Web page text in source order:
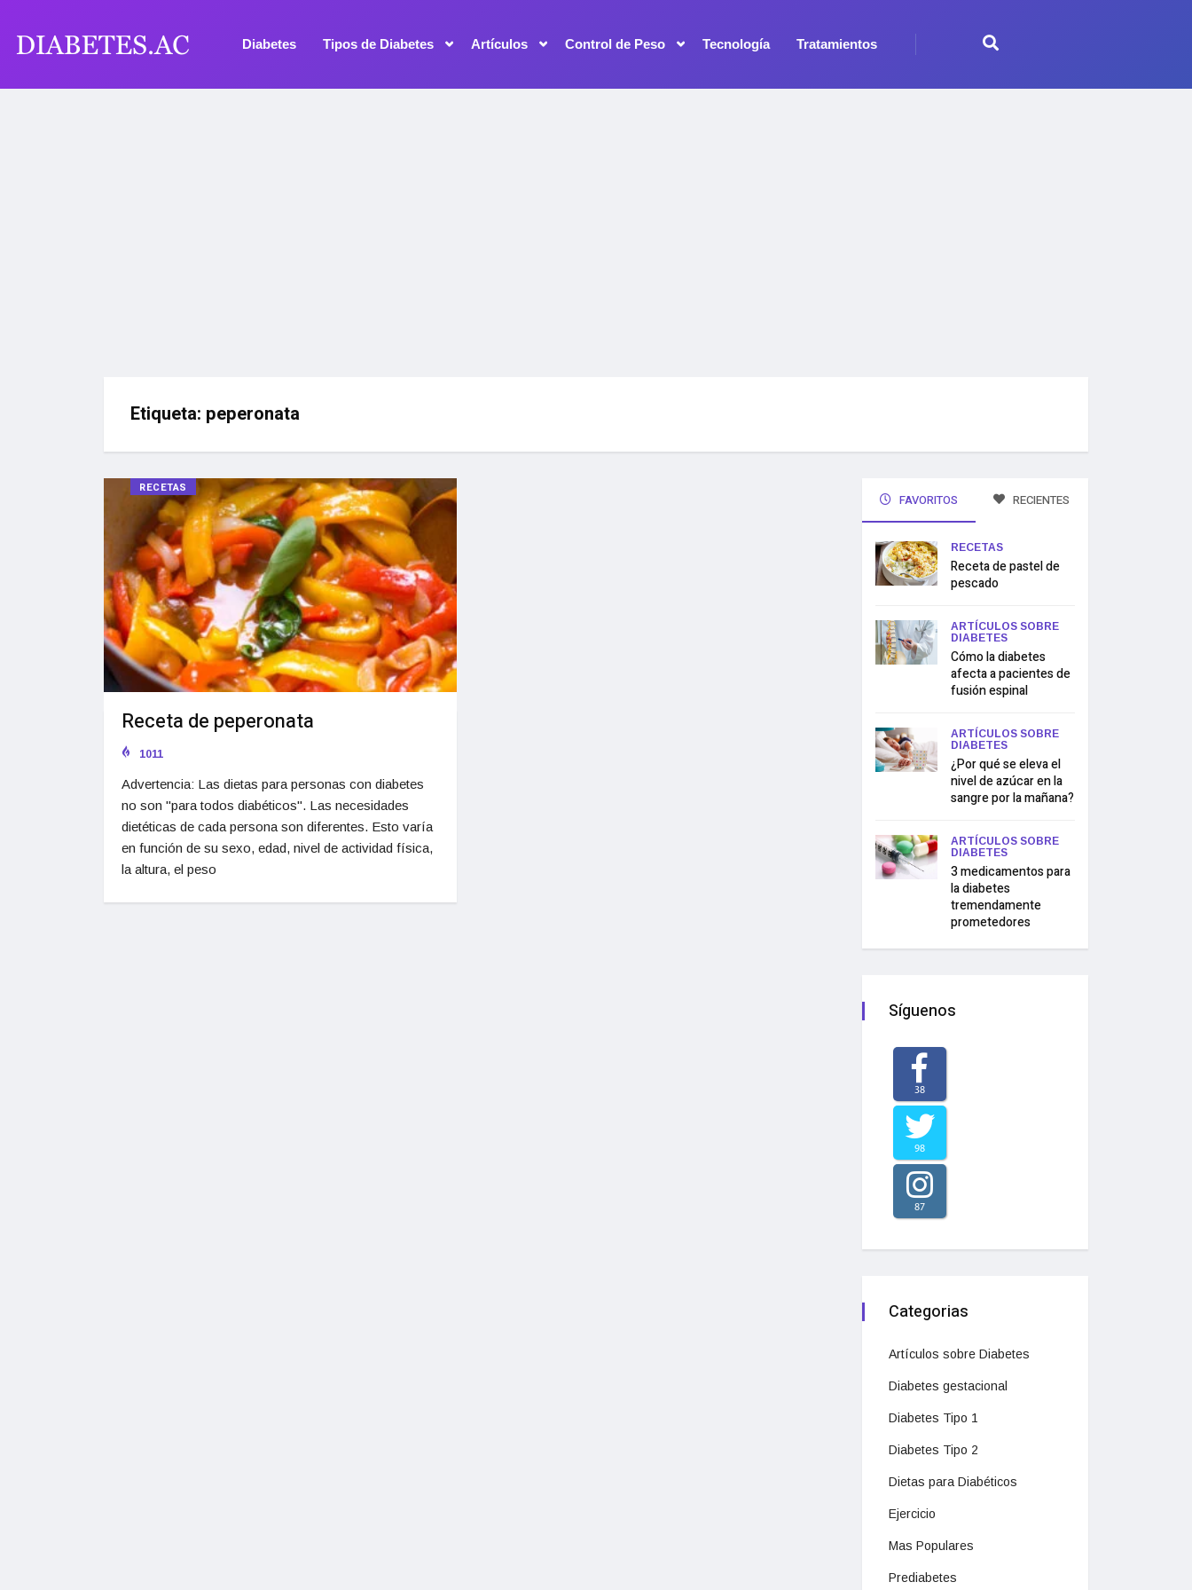
Diabetes Tipos de Diabetes Artículos Control de Peso Tecnología Tratamientos
Etiqueta: peperonata
RECETAS
Receta de peperonata
1011
Advertencia: Las dietas para personas con diabetes
no son "para todos diabéticos". Las necesidades
dietéticas de cada persona son diferentes. Esto varía
en función de su sexo, edad, nivel de actividad física,
la altura, el peso
FAVORITOS RECIENTES
RECETAS
Receta de pastel de
pescado
ARTÍCULOS SOBRE
DIABETES
Cómo la diabetes
afecta a pacientes de
fusión espinal
ARTÍCULOS SOBRE
DIABETES
¿Por qué se eleva el
nivel de azúcar en la
sangre por la mañana?
ARTÍCULOS SOBRE
DIABETES
3 medicamentos para
la diabetes
tremendamente
prometedores
Síguenos
38
98
87
Categorias
Artículos sobre Diabetes
Diabetes gestacional
Diabetes Tipo 1
Diabetes Tipo 2
Dietas para Diabéticos
Ejercicio
Mas Populares
Prediabetes